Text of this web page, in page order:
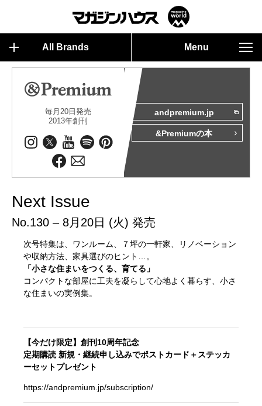
All Brands Menu
毎月20日発売
2013年創刊
andpremium.jp
&Premiumの本
Next Issue
No.130 – 8月20日 (火) 発売
次号特集は、ワンルーム、７坪の一軒家、リノベーション
や収納方法、家具選びのヒント…。
「小さな住まいをつくる、育てる」
コンパクトな部屋に工夫を凝らして心地よく暮らす、小さ
な住まいの実例集。
【今だけ限定】創刊10周年記念
定期購読 新規・継続申し込みでポストカード＋ステッカ
ーセットプレゼント
https://andpremium.jp/subscription/